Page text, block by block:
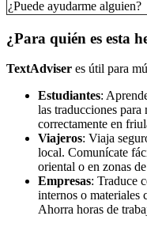
¿Puede ayudarme alguien?
¿Para quién es esta
TextAdviser es útil para
Estudiantes:
las traducciones
correctamente en
Viajeros: Viaja
local. Comunícate
oriental o en zonas
Empresas: Traduce
internos o materiales
Ahorra horas de